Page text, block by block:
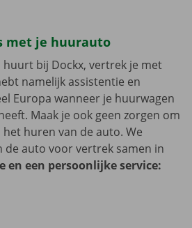
met je huurauto
bij Dockx, vertrek je met
namelijk assistentie en
Europa wanneer je huurwagen
Maak je ook geen zorgen om
huren van de auto. We
de auto voor vertrek samen in
en een persoonlijke service: